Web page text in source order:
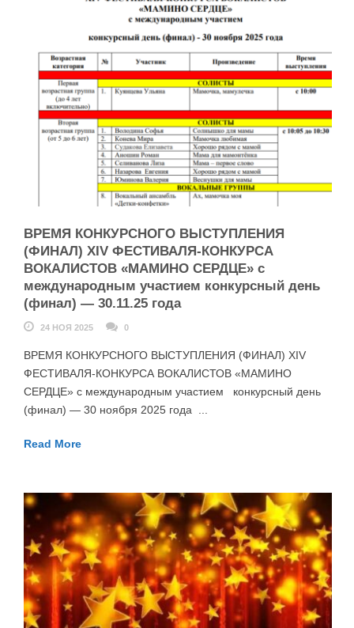
ВРЕМЯ КОНКУРСНОГО ВЫСТУПЛЕНИЯ
(ФИНАЛ) XIV ФЕСТИВАЛЯ-КОНКУРСА
ВОКАЛИСТОВ «МАМИНО СЕРДЦЕ» с
международным участием конкурсный день
(финал) — 30.11.25 года
24 НОЯ 2025 0
ВРЕМЯ КОНКУРСНОГО ВЫСТУПЛЕНИЯ (ФИНАЛ) XIV
ФЕСТИВАЛЯ-КОНКУРСА ВОКАЛИСТОВ «МАМИНО
СЕРДЦЕ» с международным участием конкурсный день
(финал) — 30 ноября 2025 года ...
Read More